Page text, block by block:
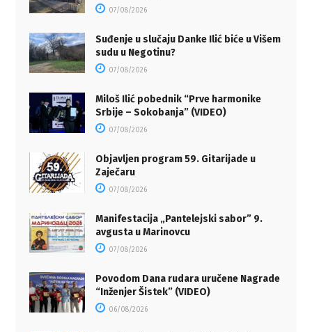
07/08/2026
Suđenje u slučaju Danke Ilić biće u Višem
sudu u Negotinu?
07/08/2026
Miloš Ilić pobednik “Prve harmonike
Srbije – Sokobanja” (VIDEO)
07/08/2026
Objavljen program 59. Gitarijade u
Zaječaru
07/08/2026
Manifestacija „Pantelejski sabor” 9.
avgusta u Marinovcu
07/08/2026
Povodom Dana rudara uručene Nagrade
“Inženjer Šistek” (VIDEO)
06/08/2026